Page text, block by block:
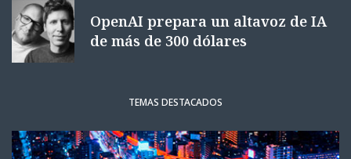
OpenAI prepara un altavoz de IA
de más de 300 dólares
TEMAS DESTACADOS